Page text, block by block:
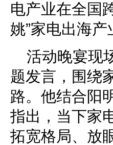
电产业在全国
姚”家电出海产
活动晚宴现
题发言，围绕
路。他结合阳
指出，当下家
拓宽格局、放